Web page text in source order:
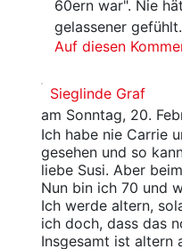
60ern war". Nie
gelassener
Auf diesen
Sieglinde Graf
am Sonntag, 20.
Ich habe nie Carrie
gesehen und so
liebe Susi. Aber
Nun bin ich 70 und
Ich werde altern,
ich doch, dass das
Insgesamt ist altern